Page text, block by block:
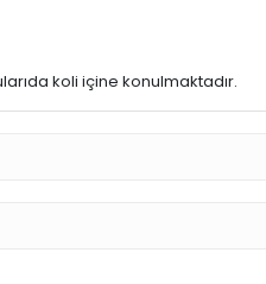
koli içine konulmaktadır.